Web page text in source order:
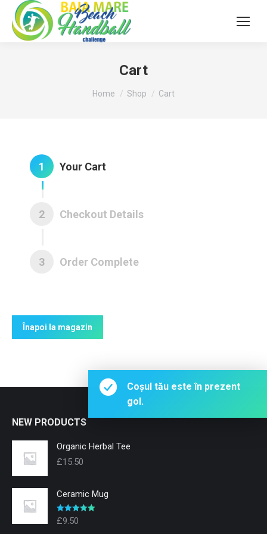
Cart
You are here:
Home Shop Cart
Your Cart
1
Checkout Details
2
Order Complete
3
Coșul tău este în prezent
gol.
Înapoi la magazin
NEW PRODUCTS
Organic Herbal Tee
£15.50
Ceramic Mug
Evaluat la
£9.50